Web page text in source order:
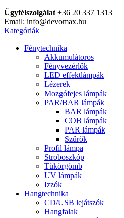
Ügyfélszolgálat +36 20 337 1313
Email: info@devomax.hu
Kategóriák
Fénytechnika
Akkumulátoros
Fényvezérlők
LED effektlámpák
Lézerek
Mozgófejes lámpák
PAR/BAR lámpák
BAR lámpák
COB lámpák
PAR lámpák
Szűrők
Profil lámpa
Stroboszkóp
Tükörgömb
UV lámpák
Izzók
Hangtechnika
CD/USB lejátszók
Hangfalak